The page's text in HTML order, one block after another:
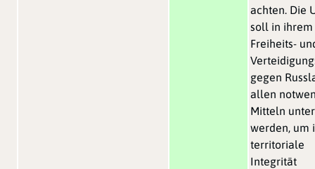
achten. Die
soll in ihrem
Freiheits-
gegen
allen
Mitteln
werden, um
territoriale
Integrität